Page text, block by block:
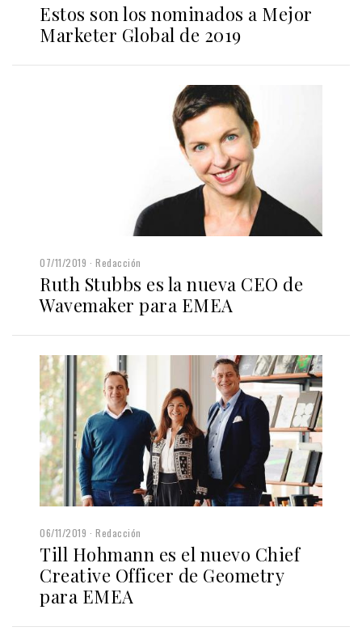
Estos son los nominados a Mejor
Marketer Global de 2019
07/11/2019 Redacción
Ruth Stubbs es la nueva CEO de
Wavemaker para EMEA
06/11/2019 Redacción
Till Hohmann es el nuevo Chief
Creative Officer de Geometry
para EMEA